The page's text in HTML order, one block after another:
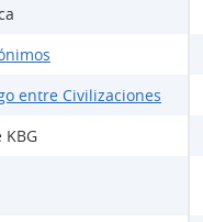
entre Civilizaciones